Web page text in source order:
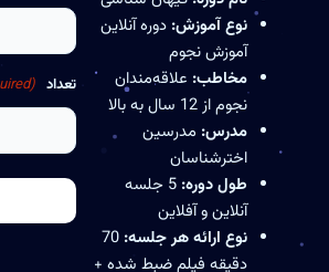
نوع آموزش: دوره آنلاین
آموزش نجوم
مخاطب: علاقه‌مندان
نجوم از 12 سال به بالا
مدرس: مدرسین
اخترشناسان
طول دوره:
5 جلسه
آنلاین و آفلاین
نوع ارائه هر جلسه: 70
دقیقه فیلم ضبط شده +
تعداد (Required)